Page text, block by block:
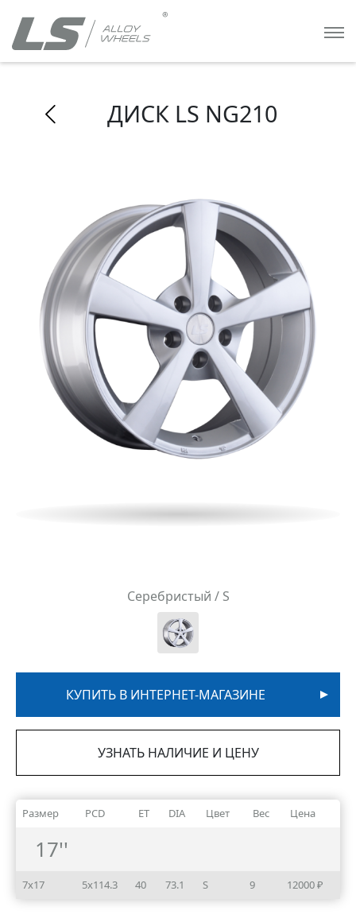
ДИСК LS NG210
Серебристый / S
КУПИТЬ В ИНТЕРНЕТ-МАГАЗИНЕ
УЗНАТЬ НАЛИЧИЕ И ЦЕНУ
Размер PCD ET DIA Цвет Вес Цена
17''
7x17 5x114.3 40 73.1 S 9 12000 ₽